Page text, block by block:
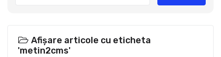
Afișare articole cu eticheta
'metin2cms'